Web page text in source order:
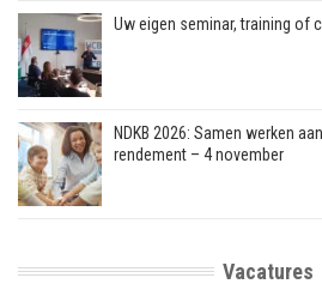
Uw eigen seminar, training of
NDKB 2026: Samen werken
rendement – 4 november
Vacatures